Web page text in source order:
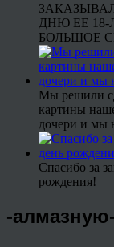
ДНЮ ЕЕ
БОЛЬШОЕ
Мы решили
картины
дочери и мы
Спасибо за
рождения!
-